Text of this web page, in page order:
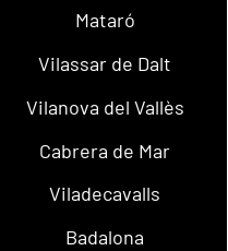
Mataró
Vilassar de Dalt
Vilanova del Vallès
Cabrera de Mar
Viladecavalls
Badalona